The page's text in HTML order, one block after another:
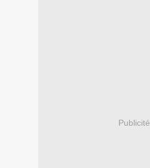
Publicité